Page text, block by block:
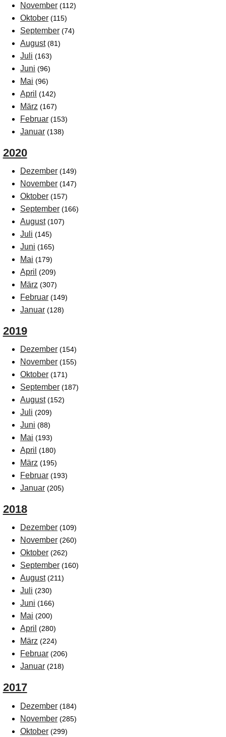
November (112)
Oktober (115)
September (74)
August (81)
Juli (163)
Juni (96)
Mai (96)
April (142)
März (167)
Februar (153)
Januar (138)
2020
Dezember (149)
November (147)
Oktober (157)
September (166)
August (107)
Juli (145)
Juni (165)
Mai (179)
April (209)
März (307)
Februar (149)
Januar (128)
2019
Dezember (154)
November (155)
Oktober (171)
September (187)
August (152)
Juli (209)
Juni (88)
Mai (193)
April (180)
März (195)
Februar (193)
Januar (205)
2018
Dezember (109)
November (260)
Oktober (262)
September (160)
August (211)
Juli (230)
Juni (166)
Mai (200)
April (280)
März (224)
Februar (206)
Januar (218)
2017
Dezember (184)
November (285)
Oktober (299)